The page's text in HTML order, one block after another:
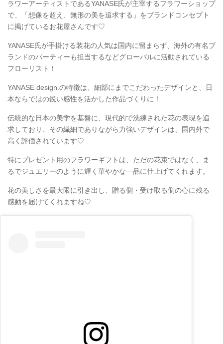
ラワーアーティストであるYANASE氏が主宰するフラワーショップ
で、「想像を超え、無形の美を追求する」をブランドコンセプト
に掲げているお花屋さんです♡
YANASE氏が手掛ける装花の人気は国内に留まらず、海外の有名ブ
ランドのパーティーも担当するなどグローバルに活動されている
フローリスト！
YANASE design.の特徴は、細部にまでこだわったデザインと、日
本ならではの鋭い感性を活かした作品づくりに！
伝統的な日本の美学を基盤に、現代的で洗練された花の表現を追
求しており、その繊細でありながら力強いデザインは、国内外で
高く評価されています♡
特にプレゼント用のフラワーギフトは、ただの花束ではなく、ま
るでジュエリーのように輝く華やかな一品に仕上げてくれます。
花の美しさを最大限に引き出し、贈る側・受け取る側の心に残る
感動を届けてくれますね♡